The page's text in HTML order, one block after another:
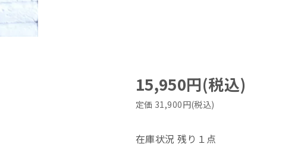
15,950円(税込)
定価 31,900円(税込)
在庫状況 残り１点